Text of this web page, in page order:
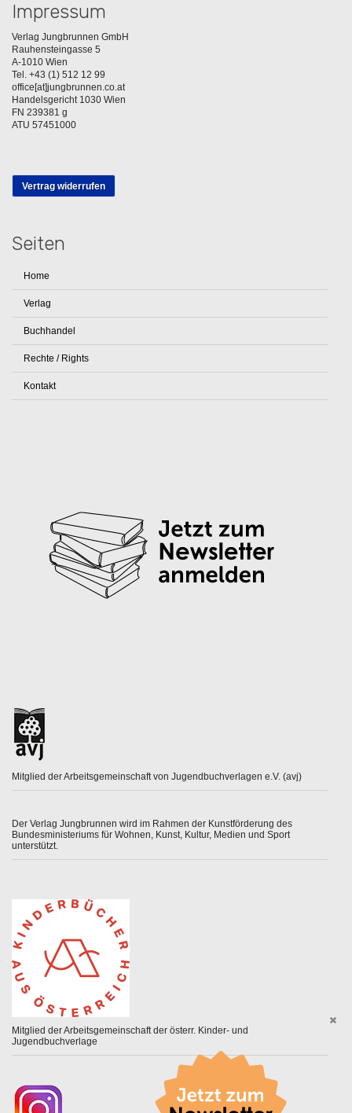
Impressum
Verlag Jungbrunnen GmbH
Rauhensteingasse 5
A-1010 Wien
Tel. +43 (1) 512 12 99
office[at]jungbrunnen.co.at
Handelsgericht 1030 Wien
FN 239381 g
ATU 57451000
Vertrag widerrufen
Seiten
Home
Verlag
Buchhandel
Rechte / Rights
Kontakt
Mitglied der Arbeitsgemeinschaft von Jugendbuchverlagen e.V. (avj)
Der Verlag Jungbrunnen wird im Rahmen der Kunstförderung des
Bundesministeriums für Wohnen, Kunst, Kultur, Medien und Sport
unterstützt.
Mitglied der Arbeitsgemeinschaft der österr. Kinder- und
Jugendbuchverlage